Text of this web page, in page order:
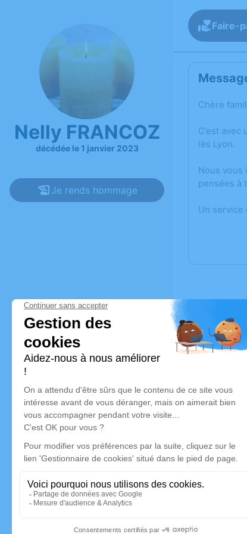
Nelly FRANCOZ
décédée le 1 janvier 2023
Je rends hommage
Faire-
Chère
C’est
lès Lyon.
Nous vous
pensées à
Un service
Déroulé
Les
Activez
Recevoir
Je